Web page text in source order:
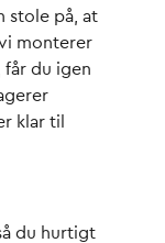
stole på, at
monterer
får du igen
klar til
du hurtigt